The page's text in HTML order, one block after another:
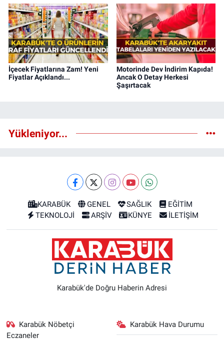
İçecek Fiyatlarına Zam! Yeni
Fiyatlar Açıklandı...
Motorinde Dev İndirim Kapıda!
Ancak O Detay Herkesi
Şaşırtacak
Yükleniyor...
KARABÜK GENEL SAĞLIK
EĞİTİM
TEKNOLOJİ
ARŞİV KÜNYE İLETİŞİM
Karabük'de Doğru Haberin Adresi
Karabük Nöbetçi
Eczaneler
Karabük Hava Durumu